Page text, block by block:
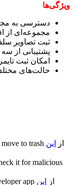
ویژگی‌ها
دسترسی به
مجموعه‌ای از
ثبت تصاویر
پشتیبانی از
امکان ثبت
حالت‌های
to trash از
این
it for malicious
app از
این